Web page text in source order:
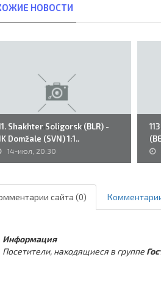
НОВОСТИ
Shakhter Soligorsk (BLR) -
Domžale (SVN) 1:1..
14-июл, 20:30
сайта (0)
Информация
Посетители, находящиеся в группе